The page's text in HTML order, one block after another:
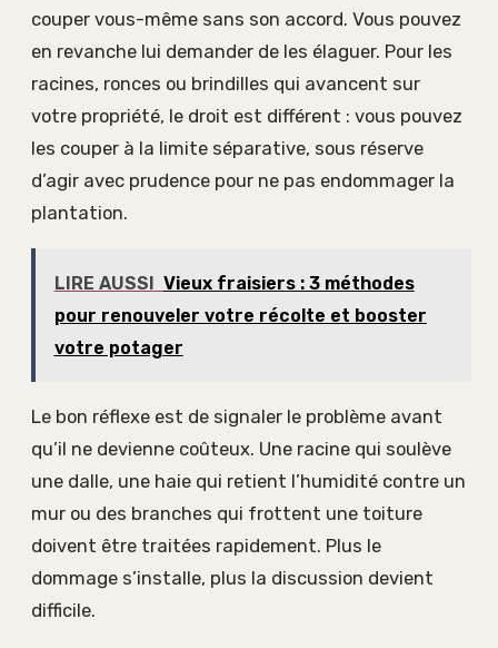
couper vous-même sans son accord. Vous pouvez
en revanche lui demander de les élaguer. Pour les
racines, ronces ou brindilles qui avancent sur
votre propriété, le droit est différent : vous pouvez
les couper à la limite séparative, sous réserve
d’agir avec prudence pour ne pas endommager la
plantation.
LIRE AUSSI Vieux fraisiers : 3 méthodes
pour renouveler votre récolte et booster
votre potager
Le bon réflexe est de signaler le problème avant
qu’il ne devienne coûteux. Une racine qui soulève
une dalle, une haie qui retient l’humidité contre un
mur ou des branches qui frottent une toiture
doivent être traitées rapidement. Plus le
dommage s’installe, plus la discussion devient
difficile.